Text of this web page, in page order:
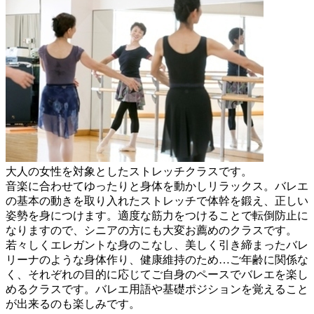
大人の女性を対象としたストレッチクラスです。
音楽に合わせてゆったりと身体を動かしリラックス。バレエ
の基本の動きを取り入れたストレッチで体幹を鍛え、正しい
姿勢を身につけます。適度な筋力をつけることで転倒防止に
なりますので、シニアの方にも大変お薦めのクラスです。
若々しくエレガントな身のこなし、美しく引き締まったバレ
リーナのような身体作り、健康維持のため…ご年齢に関係な
く、それぞれの目的に応じてご自身のペースでバレエを楽し
めるクラスです。バレエ用語や基礎ポジションを覚えること
が出来るのも楽しみです。